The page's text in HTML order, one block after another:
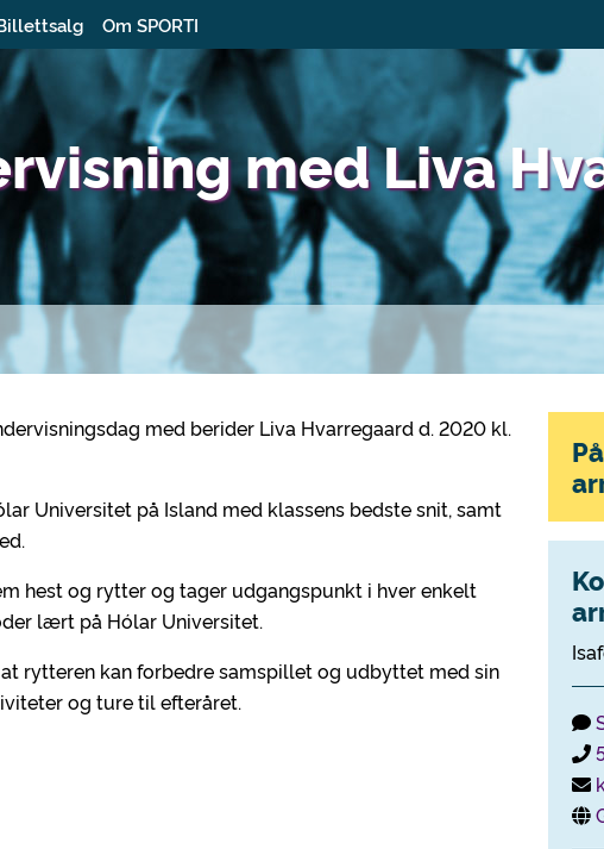
Om SPORTI
med Liva
med berider Liva Hvarregaard d. 2020 kl.
Universitet på Island med klassens bedste snit, samt
hest og rytter og tager udgangspunkt i hver enkelt
lært på Hólar Universitet.
rytteren kan forbedre samspillet og udbyttet med sin
og ture til efteråret.